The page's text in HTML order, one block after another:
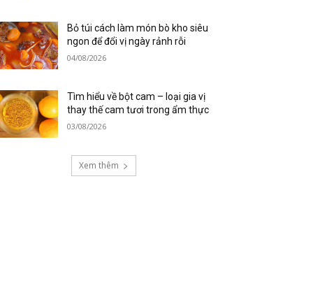
Bỏ túi cách làm món bò kho siêu
ngon để đổi vị ngày rảnh rỗi
04/08/2026
Tìm hiểu về bột cam – loại gia vị
thay thế cam tươi trong ẩm thực
03/08/2026
Xem thêm